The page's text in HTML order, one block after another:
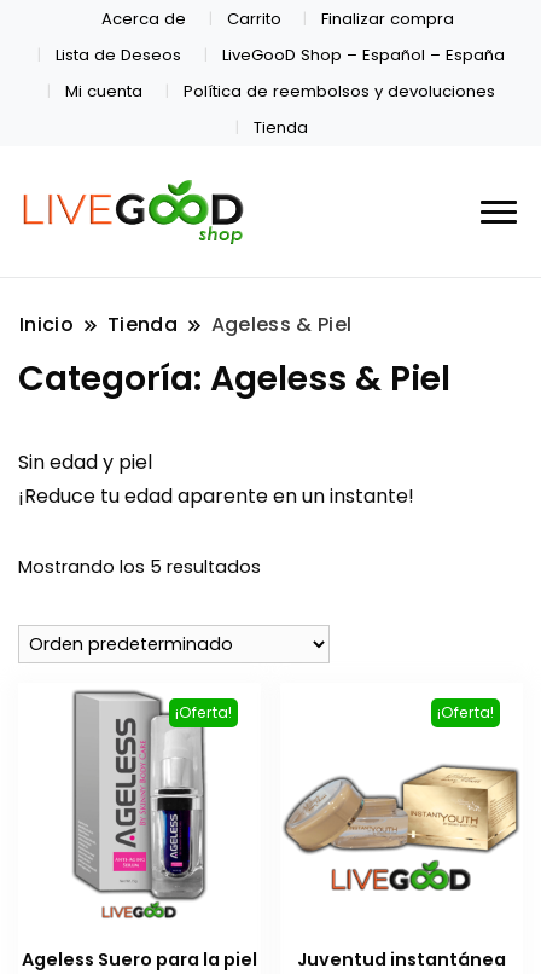
Acerca de Carrito
Finalizar compra
Lista de Deseos
LiveGooD Shop – Español – España
Mi cuenta
Política de reembolsos y devoluciones
Tienda
Inicio Tienda Ageless & Piel
Categoría: Ageless & Piel
Sin edad y piel
¡Reduce tu edad aparente en un instante!
Mostrando los 5 resultados
¡Oferta!
Ageless Suero para la piel
¡Oferta!
Juventud instantánea